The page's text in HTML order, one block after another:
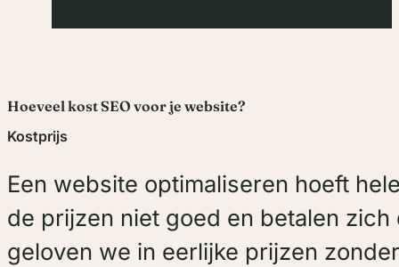
Electro Suy
volledig nieuwe website, vanaf nul.
Het resultaat is een moderne en
professionele site die bezoekers
Hoeveel kost SEO voor je website?
Kostprijs
Een website optimaliseren hoeft
de prijzen niet goed en betalen
geloven we in eerlijke prijzen